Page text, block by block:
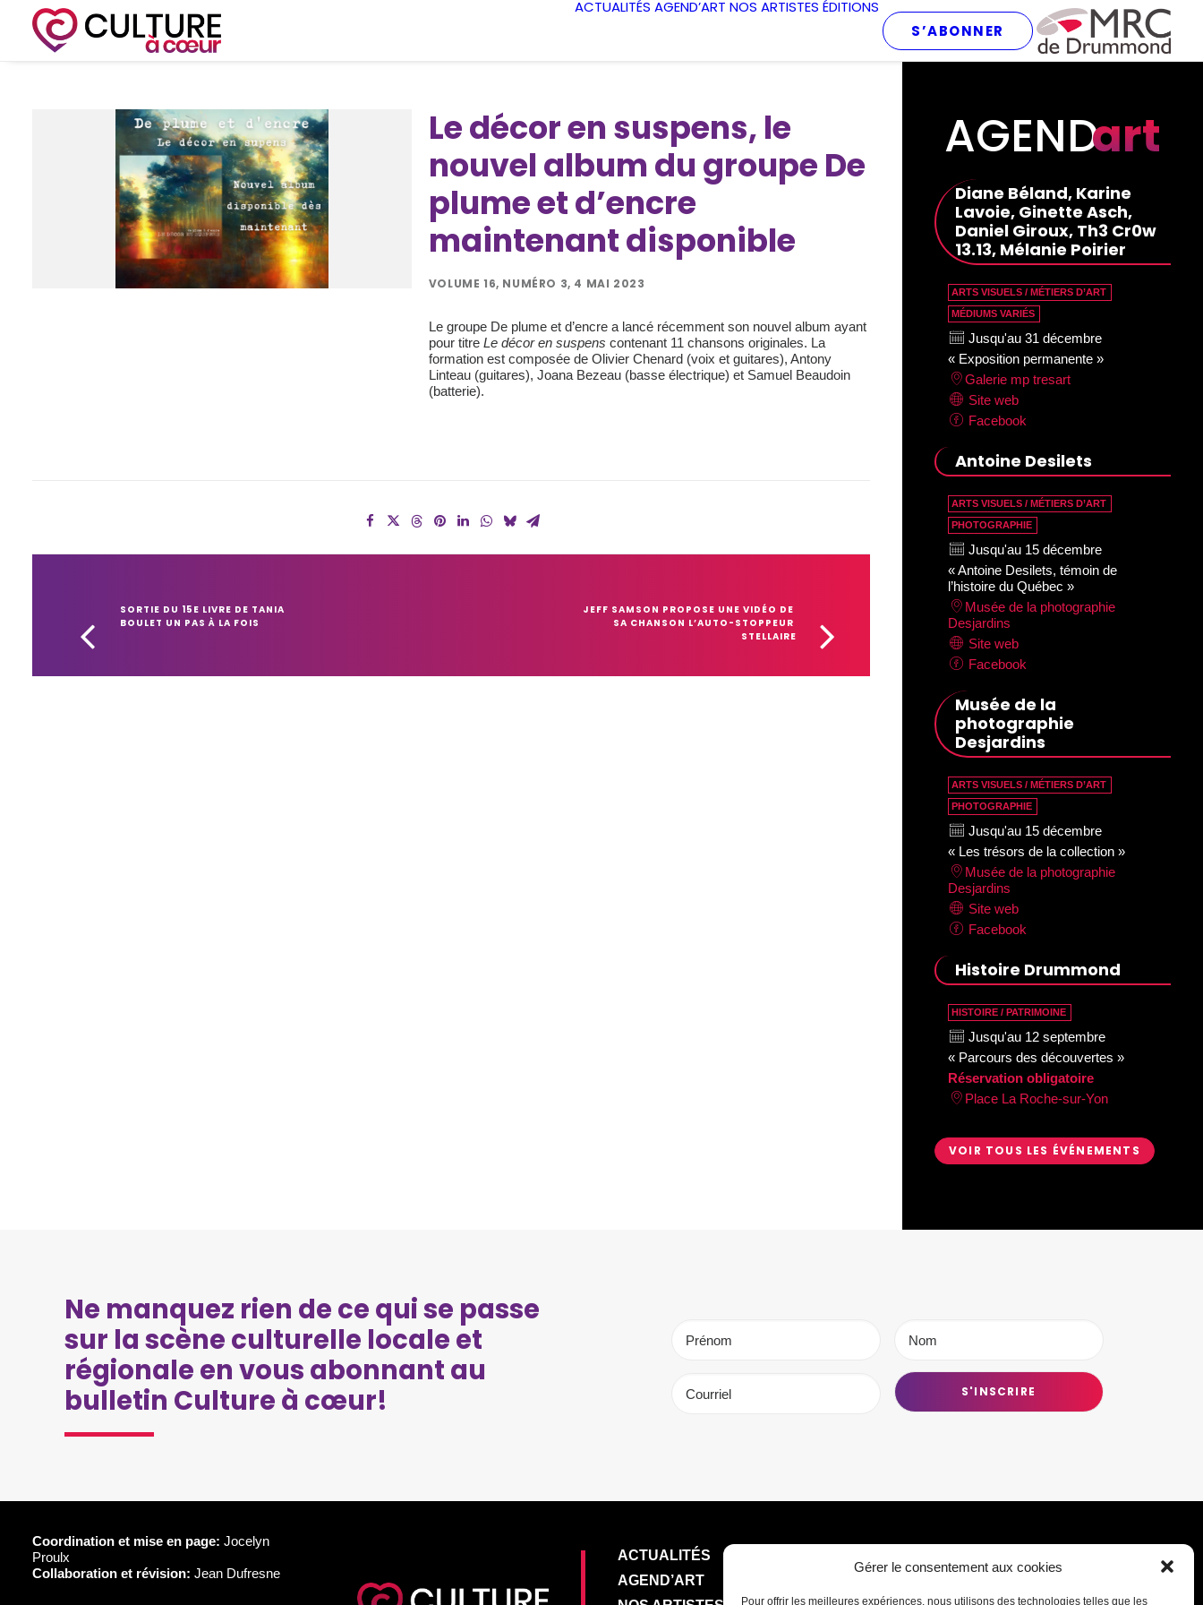
Gérer le consentement aux cookies
Pour offrir les meilleures expériences, nous utilisons des technologies telles que les
ACTUALITÉS AGEND’ART NOS ARTISTES ÉDITIONS
S’ABONNER
Le décor en suspens, le
nouvel album du groupe De
plume et d’encre
maintenant disponible
VOLUME 16, NUMÉRO 3, 4 MAI 2023
Le groupe De plume et d’encre a lancé récemment son nouvel album ayant
pour titre Le décor en suspens contenant 11 chansons originales. La
formation est composée de Olivier Chenard (voix et guitares), Antony
Linteau (guitares), Joana Bezeau (basse électrique) et Samuel Beaudoin
(batterie).
SORTIE DU 15E LIVRE DE TANIA
BOULET UN PAS À LA FOIS
JEFF SAMSON PROPOSE UNE VIDÉO DE
SA CHANSON L’AUTO-STOPPEUR
STELLAIRE
AGENDart
Diane Béland, Karine
Lavoie, Ginette Asch,
Daniel Giroux, Th3 Cr0w
13.13, Mélanie Poirier
ARTS VISUELS / MÉTIERS D’ART
MÉDIUMS VARIÉS
Jusqu'au 31 décembre
« Exposition permanente »
Galerie mp tresart
Site web
Facebook
Antoine Desilets
ARTS VISUELS / MÉTIERS D’ART
PHOTOGRAPHIE
Jusqu'au 15 décembre
« Antoine Desilets, témoin de
l’histoire du Québec »
Musée de la photographie
Desjardins
Site web
Facebook
Musée de la
photographie
Desjardins
ARTS VISUELS / MÉTIERS D’ART
PHOTOGRAPHIE
Jusqu'au 15 décembre
« Les trésors de la collection »
Musée de la photographie
Desjardins
Site web
Facebook
Histoire Drummond
HISTOIRE / PATRIMOINE
Jusqu'au 12 septembre
« Parcours des découvertes »
Réservation obligatoire
Place La Roche-sur-Yon
VOIR TOUS LES ÉVÉNEMENTS
Ne manquez rien de ce qui se passe
sur la scène culturelle locale et
régionale en vous abonnant au
bulletin Culture à cœur!
Coordination et mise en page: Jocelyn
Proulx
Collaboration et révision: Jean Dufresne
ACTUALITÉS
AGEND’ART